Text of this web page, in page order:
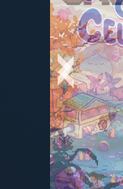
今日特惠